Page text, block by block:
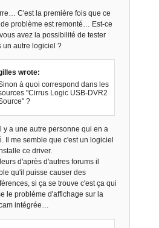
C'est la première fois que ce
problème est remonté… Est-ce
avez la possibilité de tester
un autre logiciel ?
wrote:
à quoi correspond dans les
"Cirrus Logic USB-DVR2
?
y a une autre personne qui en a
Il me semble que c'est un logiciel
ce driver.
d'après d'autres forums il
qu'il puisse causer des
si ça se trouve c'est ça qui
le problème d'affichage sur la
intégrée…